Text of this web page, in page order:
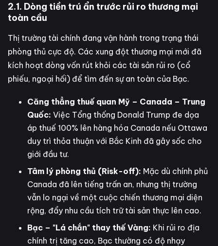
2.1. Dòng tiền trú ẩn trước rủi ro thương mại
toàn cầu
Thị trường tài chính đang vận hành trong trạng thái
phòng thủ cực độ. Các xung đột thương mại mới đã
kích hoạt dòng vốn rút khỏi các tài sản rủi ro (cổ
phiếu, ngoại hối) để tìm đến sự an toàn của Bạc.
Căng thẳng thuế quan Mỹ – Canada – Trung
Quốc: Việc Tổng thống Donald Trump đe dọa
áp thuế 100% lên hàng hóa Canada nếu Ottawa
duy trì thỏa thuận với Bắc Kinh đã gây sốc cho
giới đầu tư.
Tâm lý phòng thủ (Risk-off): Mặc dù chính phủ
Canada đã lên tiếng trấn an, nhưng thị trường
vẫn lo ngại về một cuộc chiến thương mại diện
rộng, đẩy nhu cầu tích trữ tài sản thực lên cao.
Bạc – "Lá chắn" thay thế Vàng: Khi rủi ro địa
chính trị tăng cao, Bạc thường có độ nhạy